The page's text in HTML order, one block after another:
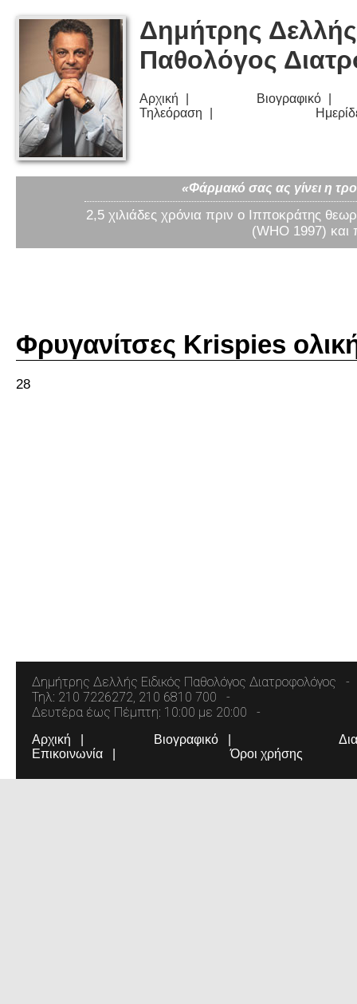
Δημήτρης
Παθολόγος
Αρχική
Βιογραφικό
Τηλεόραση
«Φάρμακό σας ας γίνει η
2,5 χιλιάδες χρόνια πριν ο Ιπποκράτης
(WHO 1997) και
Φρυγανίτσες Krispies
28
Δημήτρης Δελλής Ειδικός Παθολόγος Διατροφολόγος
Τηλ: 210 7226272, 210 6810 700
Δευτέρα έως Πέμπτη: 10:00 με 20:00
Αρχική Βιογραφικό
Επικοινωνία
Όροι χρήσης